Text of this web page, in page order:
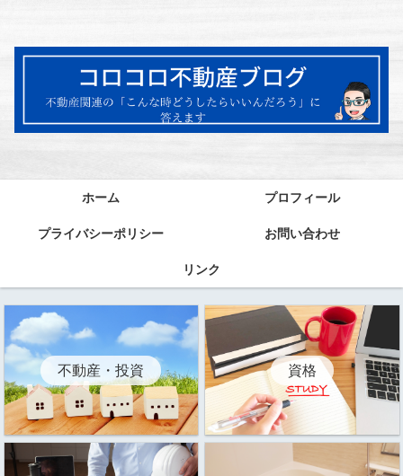
ホーム プロフィール
プライバシーポリシー お問い合わせ
リンク
不動産・投資 資格